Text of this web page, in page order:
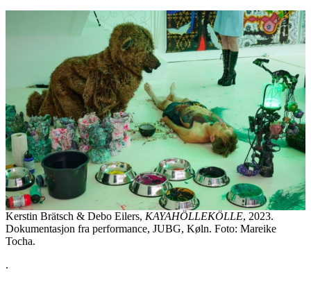
Kerstin Brätsch & Debo Eilers, KAYAHÖLLEKÖLLE, 2023.
Dokumentasjon fra performance, JUBG, Køln. Foto: Mareike
Tocha.
.